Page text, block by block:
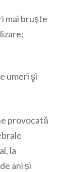
mai bruşte
umeri şi
provocată
la
ani și